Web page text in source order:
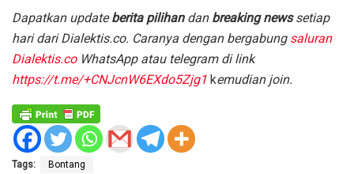
Dapatkan updateberita pilihan dan breaking newssetiap
hari dari Dialektis.co. Caranya dengan bergabung saluran
Dialektis.coWhatsApp atau telegram di link
https://t.me/+CNJcnW6EXdo5Zjg1 kemudian join.
Tags: Bontang